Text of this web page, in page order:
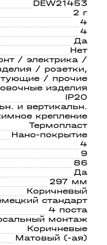
DEW21453
2 г
4
4
Да
Нет
/ электрика /
/ розетки,
/ прочие
изделия
IP20
и вертикальн.
крепление
Термопласт
Нано-покрытие
4
9
86
Да
297 мм
Коричневый
стандарт
4 поста
монтаж
Коричневые
Матовый (-ая)